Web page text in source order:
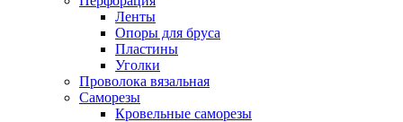
Ленты
Опоры для бруса
Пластины
Уголки
Проволока вязальная
Саморезы
Кровельные саморезы